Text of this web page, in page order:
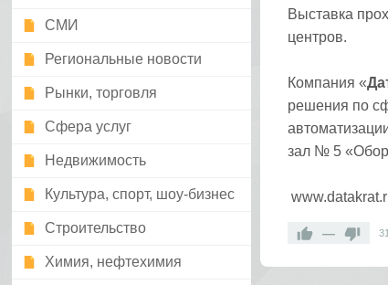
СМИ
Региональные новости
Рынки, торговля
Сфера услуг
Недвижимость
Культура, спорт, шоу-бизнес
Строительство
Химия, нефтехимия
Выставка
центров.
Компания «
решения по
зал № 5
—